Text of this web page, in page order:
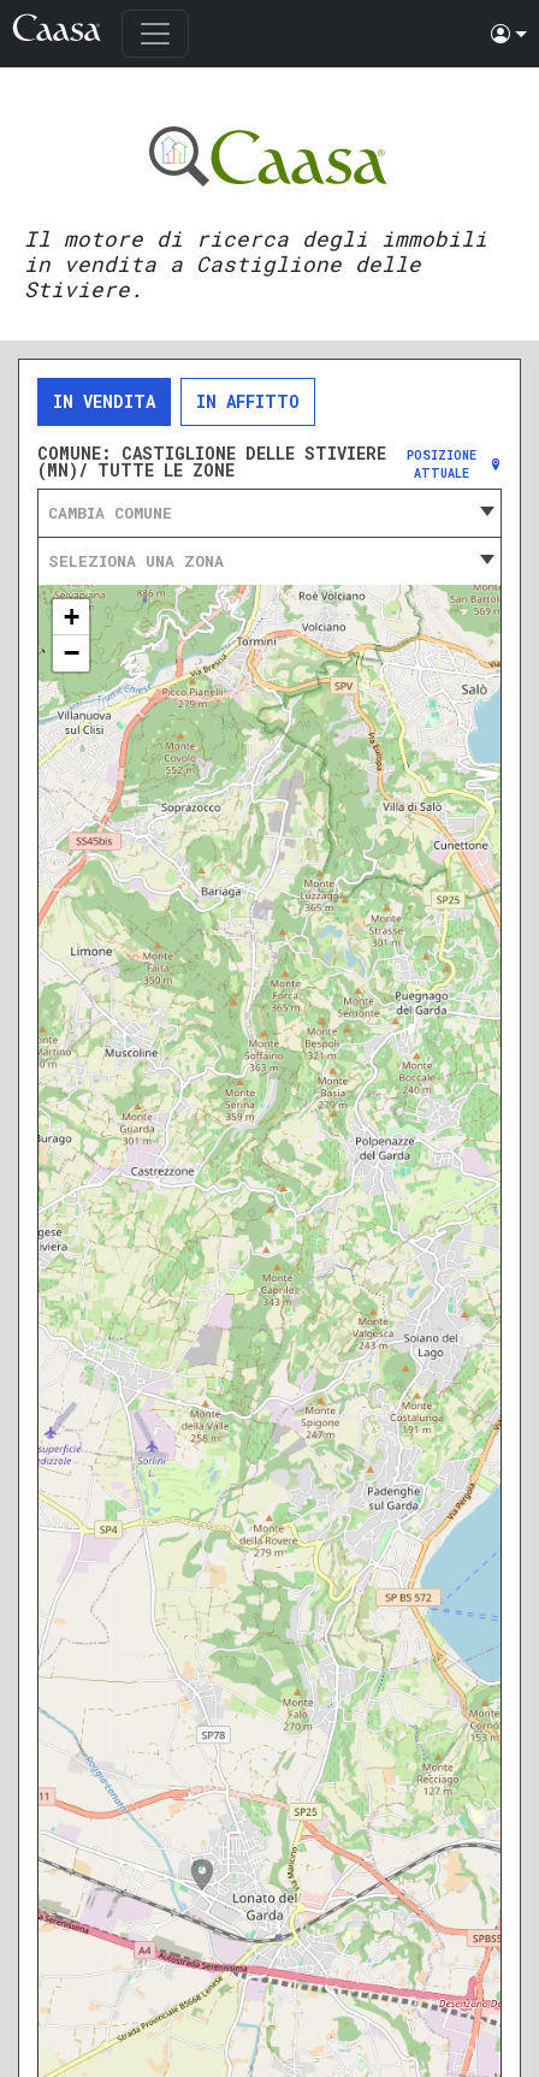
Il motore di ricerca degli immobili
in vendita a Castiglione delle
Stiviere.
IN VENDITA IN AFFITTO
COMUNE: CASTIGLIONE DELLE STIVIERE
(MN)/ TUTTE LE ZONE
POSIZIONE
ATTUALE
CAMBIA COMUNE
SELEZIONA UNA ZONA
+
−